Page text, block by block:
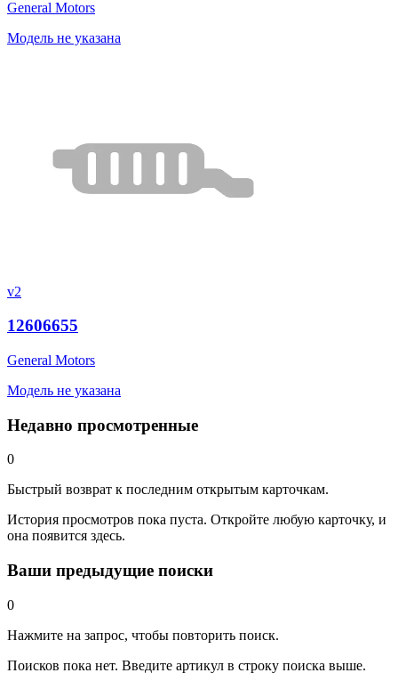
General Motors
Модель не указана
v2
12606655
General Motors
Модель не указана
Недавно просмотренные
0
Быстрый возврат к последним открытым карточкам.
История просмотров пока пуста. Откройте любую карточку, и
она появится здесь.
Ваши предыдущие поиски
0
Нажмите на запрос, чтобы повторить поиск.
Поисков пока нет. Введите артикул в строку поиска выше.